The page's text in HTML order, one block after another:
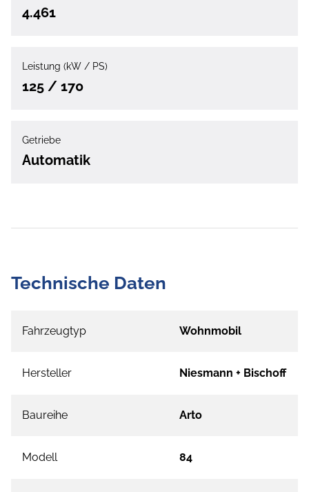
4.461
Leistung (kW / PS)
125 / 170
Getriebe
Automatik
Technische Daten
Fahrzeugtyp Wohnmobil
Hersteller Niesmann + Bischoff
Baureihe Arto
Modell 84